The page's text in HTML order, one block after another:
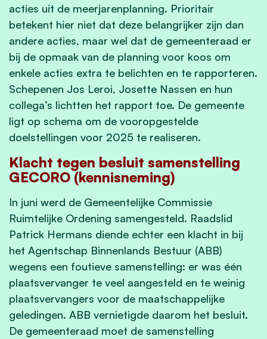
acties uit de meerjarenplanning. Prioritair
betekent hier niet dat deze belangrijker zijn dan
andere acties, maar wel dat de gemeenteraad er
bij de opmaak van de planning voor koos om
enkele acties extra te belichten en te rapporteren.
Schepenen Jos Leroi, Josette Nassen en hun
collega’s lichtten het rapport toe. De gemeente
ligt op schema om de vooropgestelde
doelstellingen voor 2025 te realiseren.
Klacht tegen besluit samenstelling
GECORO (kennisneming)
In juni werd de Gemeentelijke Commissie
Ruimtelijke Ordening samengesteld. Raadslid
Patrick Hermans diende echter een klacht in bij
het Agentschap Binnenlands Bestuur (ABB)
wegens een foutieve samenstelling: er was één
plaatsvervanger te veel aangesteld en te weinig
plaatsvervangers voor de maatschappelijke
geledingen. ABB vernietigde daarom het besluit.
De gemeenteraad moet de samenstelling